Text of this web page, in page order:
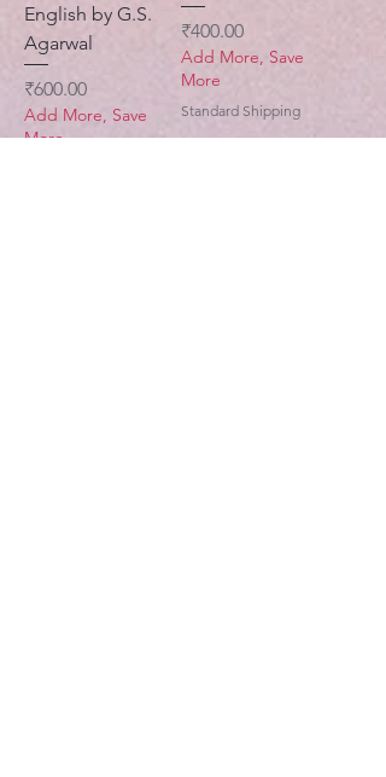
English by G.S.
Agarwal
मूल्य
₹600.00
Add More, Save
More
मूल्य
₹400.00
Add More, Save
More
Standard Shipping